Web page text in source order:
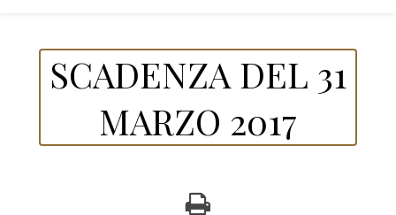
SCADENZA DEL 31
MARZO 2017